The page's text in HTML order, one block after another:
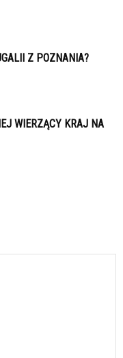
Z POZNANIA?
WIERZĄCY KRAJ NA